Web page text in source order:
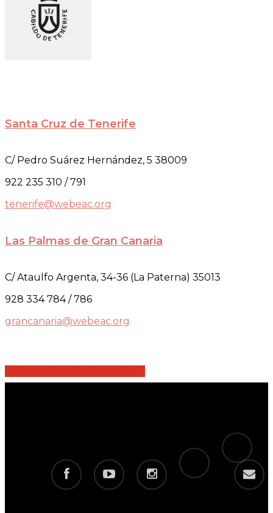
Santa Cruz de Tenerife
C/ Pedro Suárez Hernández, 5 38009
922 235 310 / 791
tenerife@webeac.org
Las Palmas de Gran Canaria
C/ Ataulfo Argenta, 34-36 (La Paterna) 35013
928 334 784 / 786
grancanaria@webeac.org
facebook youtube instagram
telegram
tiktok
email